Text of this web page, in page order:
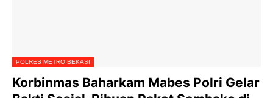
POLRES METRO BEKASI
Korbinmas Baharkam Mabes Polri Gelar